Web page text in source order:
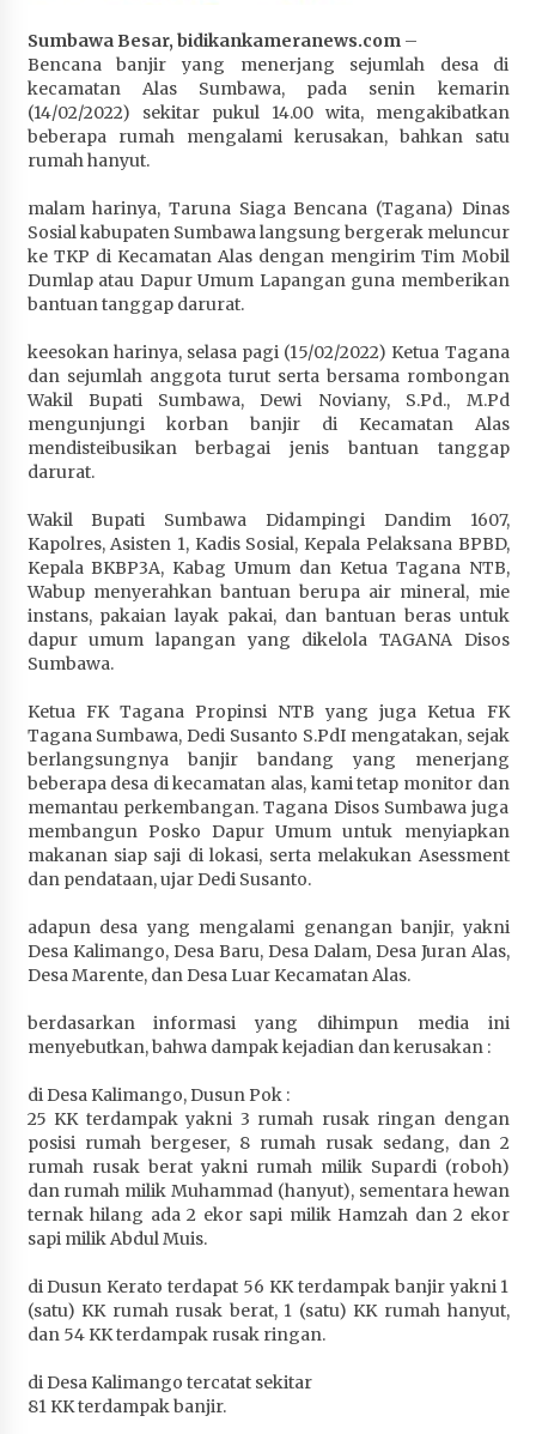
4 minggu ago
Wabup Ansori Apresiasi Rekomendasi dan
Pandangan Fraksi – Fraksi DPRD Sumbawa
4 minggu ago
Bupati Sumbawa Lepas 487 Atlet dari Berbagai
Cabor yang Akan Berjuang pada PORPROV XII
NTB 2026
1 bulan ago
Program 100 Mustahik Per Desa di Desa Teluk
Santong
1 bulan ago
Dosen UTS Siap Kembangkan Inovasi Lewat
Pelatihan PDPP 2026 Bali
1 bulan ago
Terapkan “Polantas Menyapa”, Satlantas Polres
Sumbawa Berupaya Wujudkan Pelayanan
Kepolisian yang Profesional
1 bulan ago
Sumbawa Terus Dirasakan Masyarakat
1 bulan ago
Sumbawa Besar, bidikankameranews.com–
Bencana banjir yang menerjang sejumlah desa di
kecamatan Alas Sumbawa, pada senin kemarin
(14/02/2022) sekitar pukul 14.00 wita, mengakibatkan
beberapa rumah mengalami kerusakan, bahkan satu
rumah hanyut.
malam harinya, Taruna Siaga Bencana (Tagana) Dinas
Sosial kabupaten Sumbawa langsung bergerak meluncur
ke TKP di Kecamatan Alas dengan mengirim Tim Mobil
Dumlap atau Dapur Umum Lapangan guna memberikan
bantuan tanggap darurat.
keesokan harinya, selasa pagi (15/02/2022) Ketua Tagana
dan sejumlah anggota turut serta bersama rombongan
Wakil Bupati Sumbawa, Dewi Noviany, S.Pd., M.Pd
mengunjungi korban banjir di Kecamatan Alas
mendisteibusikan berbagai jenis bantuan tanggap
darurat.
Wakil Bupati Sumbawa Didampingi Dandim 1607,
Kapolres, Asisten 1, Kadis Sosial, Kepala Pelaksana BPBD,
Kepala BKBP3A, Kabag Umum dan Ketua Tagana NTB,
Wabup menyerahkan bantuan berupa air mineral, mie
instans, pakaian layak pakai, dan bantuan beras untuk
dapur umum lapangan yang dikelola TAGANA Disos
Sumbawa.
Ketua FK Tagana Propinsi NTB yang juga Ketua FK
Tagana Sumbawa, Dedi Susanto S.PdI mengatakan, sejak
berlangsungnya banjir bandang yang menerjang
beberapa desa di kecamatan alas, kami tetap monitor dan
memantau perkembangan. Tagana Disos Sumbawa juga
membangun Posko Dapur Umum untuk menyiapkan
makanan siap saji di lokasi, serta melakukan Asessment
dan pendataan, ujar Dedi Susanto.
adapun desa yang mengalami genangan banjir, yakni
Desa Kalimango, Desa Baru, Desa Dalam, Desa Juran Alas,
Desa Marente, dan Desa Luar Kecamatan Alas.
berdasarkan informasi yang dihimpun media ini
menyebutkan, bahwa dampak kejadian dan kerusakan :
di Desa Kalimango, Dusun Pok :
25 KK terdampak yakni 3 rumah rusak ringan dengan
posisi rumah bergeser, 8 rumah rusak sedang, dan 2
rumah rusak berat yakni rumah milik Supardi (roboh)
dan rumah milik Muhammad (hanyut), sementara hewan
ternak hilang ada 2 ekor sapi milik Hamzah dan 2 ekor
sapi milik Abdul Muis.
di Dusun Kerato terdapat 56 KK terdampak banjir yakni 1
(satu) KK rumah rusak berat, 1 (satu) KK rumah hanyut,
dan 54 KK terdampak rusak ringan.
di Desa Kalimango tercatat sekitar
81 KK terdampak banjir.